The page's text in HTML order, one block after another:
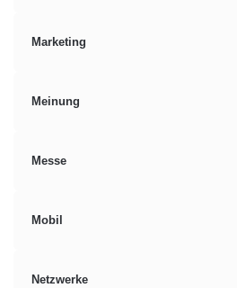
Marketing
Meinung
Messe
Mobil
Netzwerke